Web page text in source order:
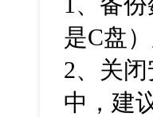
是C盘
2、关
中，建